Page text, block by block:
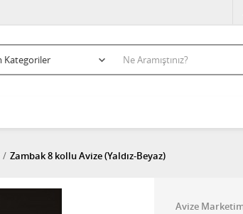
Zambak 8 kollu Avize (Yaldız-Beyaz)
Avize